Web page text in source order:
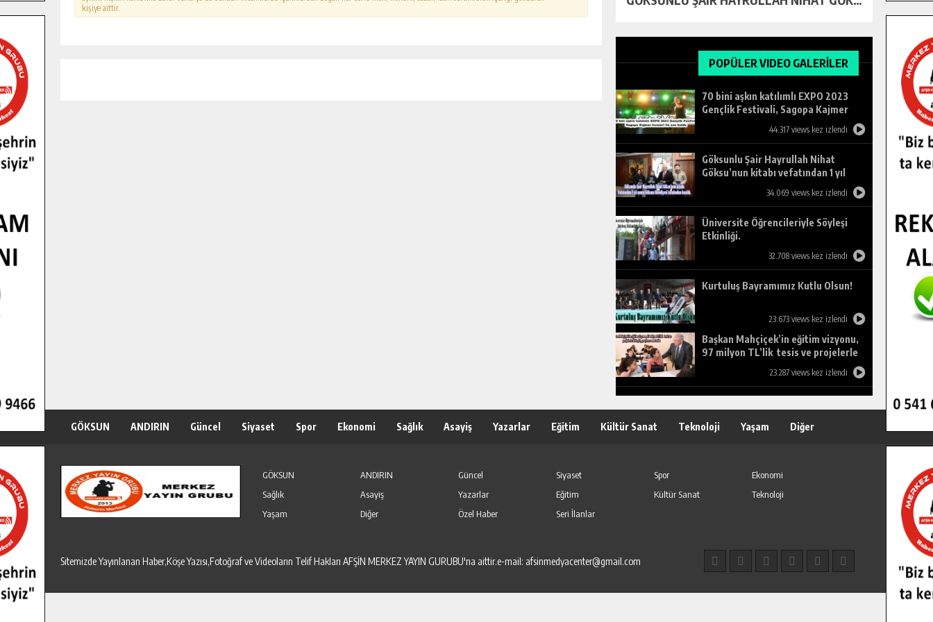
kişiye aittir.
POPÜLER VIDEO GALERİLER
70 bini aşkın katılımlı EXPO 2023
Gençlik Festivali, Sagopa Kajmer
44.317 views kez izlendi
Göksunlu Şair Hayrullah Nihat
Göksu’nun kitabı vefatından 1 yıl
sonra Göksun Belediyesi tarafından
34.069 views kez izlendi
Üniversite Öğrencileriyle Söyleşi
Etkinliği.
32.708 views kez izlendi
Kurtuluş Bayramımız Kutlu Olsun!
23.673 views kez izlendi
Başkan Mahçiçek’in eğitim vizyonu,
97 milyon TL’lik tesis ve projelerle
23.287 views kez izlendi
GÖKSUN ANDIRIN Güncel Siyaset Spor Ekonomi Sağlık Asayiş Yazarlar Eğitim Kültür Sanat Teknoloji Yaşam Diğer
GÖKSUN ANDIRIN Güncel Siyaset Spor
Ekonomi
Sağlık
Asayiş Yazarlar Eğitim Kültür Sanat
Teknoloji
Yaşam
Diğer Özel Haber Seri İlanlar
Sitemizde Yayınlanan Haber,Köşe Yazısı,Fotoğraf ve Videoların Telif Hakları AFŞİN MERKEZ YAYIN GURUBU'na aittir.e-mail: afsinmedyacenter@gmail.com